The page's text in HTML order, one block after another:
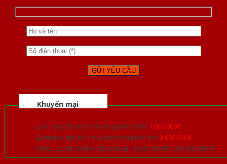
Khuyến mại
Quà tặng đồ nội thất trang trí lên đến 1.000.000đ
Giảm trực tiếp khi mua đơn hàng lớn hơn 3.000.000đ
Nhiều ưu đãi lớn khi đăng ký tài khoản thành viên thân thiết